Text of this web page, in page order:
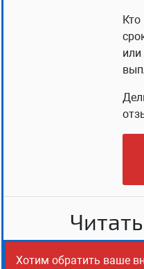
Кто
Хотим обратить ваше